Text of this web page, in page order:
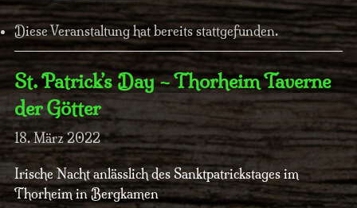
Diese Veranstaltung hat bereits stattgefunden.
St. Patrick’s Day – Thorheim Taverne
der Götter
18. März 2022
Irische Nacht anlässlich des Sanktpatrickstages im
Thorheim in Bergkamen